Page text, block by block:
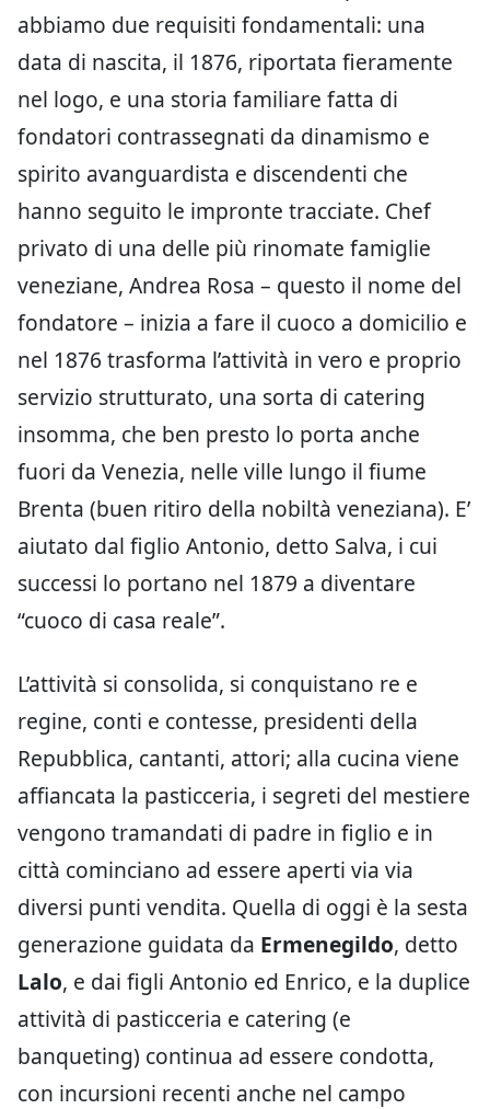
abbiamo due requisiti fondamentali: una
data di nascita, il 1876, riportata fieramente
nel logo, e una storia familiare fatta di
fondatori contrassegnati da dinamismo e
spirito avanguardista e discendenti che
hanno seguito le impronte tracciate. Chef
privato di una delle più rinomate famiglie
veneziane, Andrea Rosa – questo il nome del
fondatore – inizia a fare il cuoco a domicilio e
nel 1876 trasforma l’attività in vero e proprio
servizio strutturato, una sorta di catering
insomma, che ben presto lo porta anche
fuori da Venezia, nelle ville lungo il fiume
Brenta (buen ritiro della nobiltà veneziana). E’
aiutato dal figlio Antonio, detto Salva, i cui
successi lo portano nel 1879 a diventare
“cuoco di casa reale”.
L’attività si consolida, si conquistano re e
regine, conti e contesse, presidenti della
Repubblica, cantanti, attori; alla cucina viene
affiancata la pasticceria, i segreti del mestiere
vengono tramandati di padre in figlio e in
città cominciano ad essere aperti via via
diversi punti vendita. Quella di oggi è la sesta
generazione guidata da Ermenegildo, detto
Lalo, e dai figli Antonio ed Enrico, e la duplice
attività di pasticceria e catering (e
banqueting) continua ad essere condotta,
con incursioni recenti anche nel campo